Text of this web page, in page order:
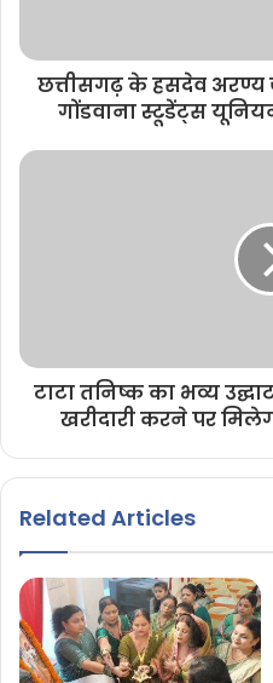
छत्तीसगढ़ के हसदेव
गोंडवाना स्टूडेंट्स
टाटा तनिष्क का भव्य
खरीदारी करने पर
Related Articles